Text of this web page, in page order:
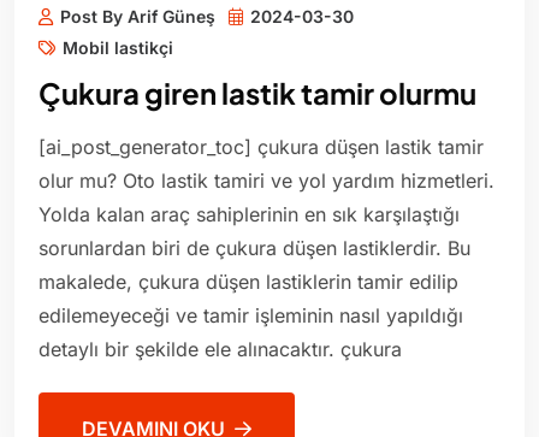
Post By Arif Güneş
2024-03-30
Mobil lastikçi
Çukura giren lastik tamir olurmu
[ai_post_generator_toc] çukura düşen lastik tamir
olur mu? Oto lastik tamiri ve yol yardım hizmetleri.
Yolda kalan araç sahiplerinin en sık karşılaştığı
sorunlardan biri de çukura düşen lastiklerdir. Bu
makalede, çukura düşen lastiklerin tamir edilip
edilemeyeceği ve tamir işleminin nasıl yapıldığı
detaylı bir şekilde ele alınacaktır. çukura
DEVAMINI OKU